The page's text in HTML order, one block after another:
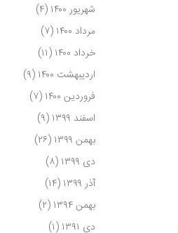
شهریور ۱۴۰۰
(۴)
مرداد ۱۴۰۰
(۷)
خرداد ۱۴۰۰
(۱۱)
اردیبهشت ۱۴۰۰
(۹)
فروردین ۱۴۰۰
(۷)
اسفند ۱۳۹۹
(۹)
بهمن ۱۳۹۹
(۲۶)
دی ۱۳۹۹
(۸)
آذر ۱۳۹۹
(۱۴)
بهمن ۱۳۹۴
(۲)
دی ۱۳۹۱
(۱)